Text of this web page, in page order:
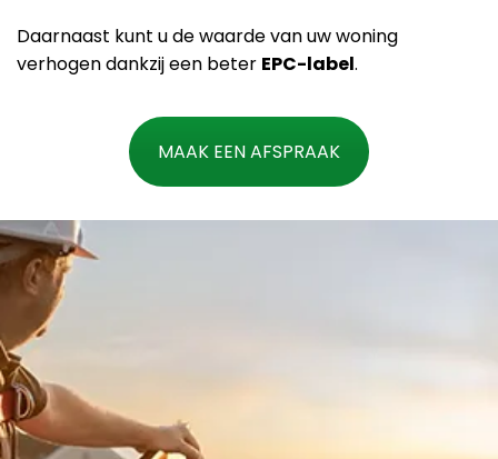
Daarnaast kunt u de waarde van uw woning
verhogen dankzij een beter EPC-label.
MAAK EEN AFSPRAAK